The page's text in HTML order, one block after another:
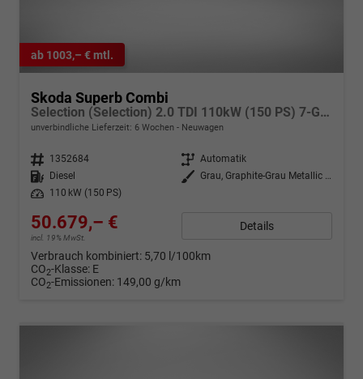
ab 1003,– € mtl.
Skoda Superb Combi
Selection (Selection) 2.0 TDI 110kW (150 PS) 7-Gang DSG
unverbindliche Lieferzeit: 6 Wochen Neuwagen
Fahrzeugnr. 1352684 Getriebe Automatik
Kraftstoff
Diesel Außenfarbe
Grau, Graphite-Grau Metallic (5X)
Leistung
110 kW (150 PS)
50.679,– €
incl. 19% MwSt.
Details
Verbrauch kombiniert: 5,70 l/100km
CO2-Klasse: E
CO2-Emissionen: 149,00 g/km